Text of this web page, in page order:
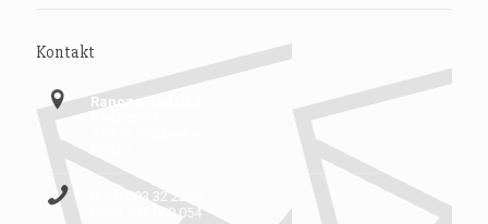
Kontakt
Ranczo Radzicz
(+48) 603 32 22 32
(+48) 795 000 054